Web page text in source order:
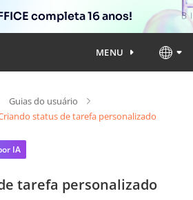
completa 16 anos!
MENU
Guias do usuário
status de tarefa personalizado
IA
tarefa personalizado